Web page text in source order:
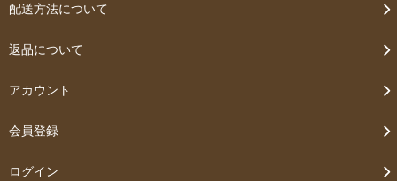
配送方法について
返品について
アカウント
会員登録
ログイン